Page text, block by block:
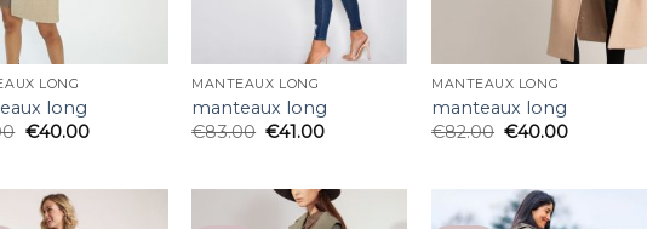
LONG
long
€40.00
MANTEAUX LONG
manteaux long
€83.00 €41.00
MANTEAUX LONG
manteaux long
€82.00 €40.00